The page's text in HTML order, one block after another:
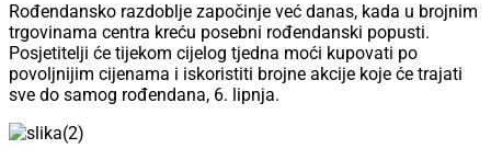
Rođendansko razdoblje započinje već danas, kada u brojnim
trgovinama centra kreću posebni rođendanski popusti.
Posjetitelji će tijekom cijelog tjedna moći kupovati po
povoljnijim cijenama i iskoristiti brojne akcije koje će trajati
sve do samog rođendana, 6. lipnja.